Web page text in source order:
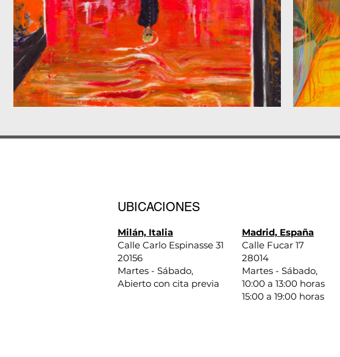
UBICACIONES
Milán, Italia
Calle Carlo Espinasse 31
20156
Martes - Sábado,
Abierto con cita previa
Madrid, España
Calle Fucar 17
28014
Martes - Sábado,
10:00 a 13:00 horas
15:00 a 19:00 horas